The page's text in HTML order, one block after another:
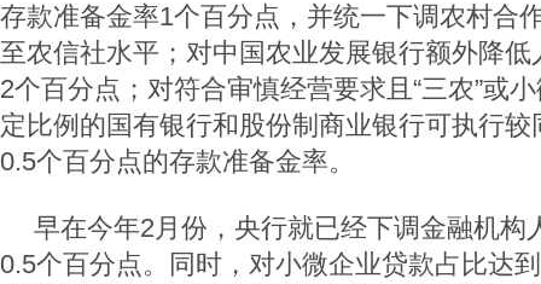
存款准备金率1个百分点，并统一下调农村合
至农信社水平；对中国农业发展银行额外降
2个百分点；对符合审慎经营要求且“三农”或
定比例的国有银行和股份制商业银行可执行
0.5个百分点的存款准备金率。
早在今年2月份，央行就已经下调金融机构
0.5个百分点。同时，对小微企业贷款占比达